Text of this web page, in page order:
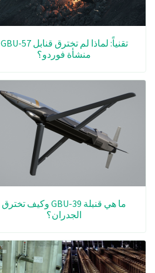
تقنياً: لماذا لم تخترق قنابل GBU-57
منشأة فوردو؟
ما هي قنبلة GBU-39 وكيف تخترق
الجدران؟